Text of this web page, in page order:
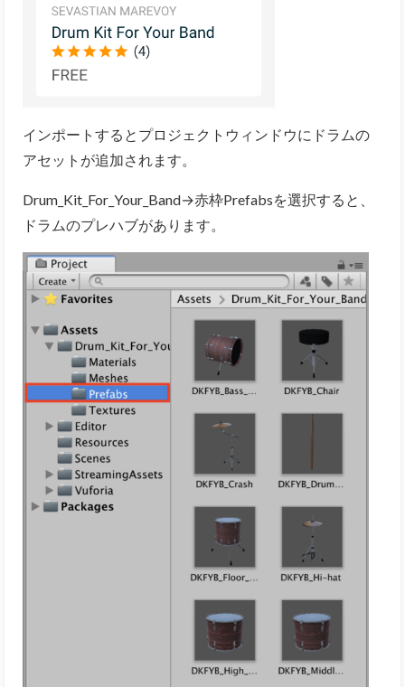
インポートするとプロジェクトウィンドウにドラムの
アセットが追加されます。
Drum_Kit_For_Your_Band→赤枠Prefabsを選択すると、
ドラムのプレハブがあります。